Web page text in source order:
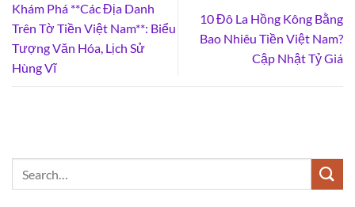
Khám Phá **Các Địa Danh
Trên Tờ Tiền Việt Nam**: Biểu
Tượng Văn Hóa, Lịch Sử
Hùng Vĩ
10 Đô La Hồng Kông Bằng
Bao Nhiêu Tiền Việt Nam?
Cập Nhật Tỷ Giá